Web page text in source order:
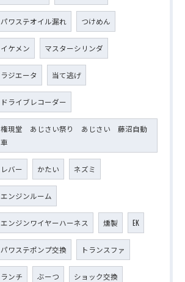
パワステオイル漏れ つけめん
イケメン マスターシリンダ
ラジエータ 当て逃げ
ドライブレコーダー
権現堂 あじさい祭り あじさい 藤沼自動
車
レバー かたい ネズミ
エンジンルーム
エンジンワイヤーハーネス 燻製 EK
パワステポンプ交換 トランスファ
ランチ ぶーつ ショック交換